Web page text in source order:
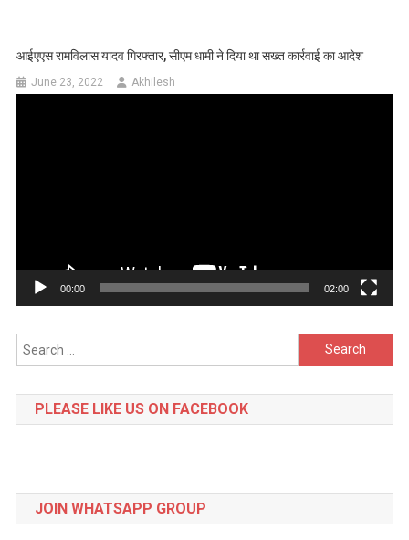
आईएएस रामविलास यादव गिरफ्तार, सीएम धामी ने दिया था सख्त कार्रवाई का आदेश
June 23, 2022 Akhilesh
00:00 02:00
Search
for:
PLEASE LIKE US ON FACEBOOK
JOIN WHATSAPP GROUP